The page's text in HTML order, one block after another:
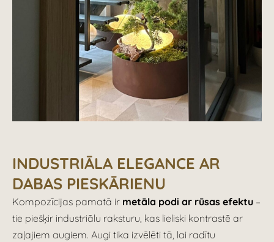
INDUSTRIĀLA ELEGANCE AR
DABAS PIESKĀRIENU
Kompozīcijas pamatā ir metāla podi ar rūsas efektu –
tie piešķir industriālu raksturu, kas lieliski kontrastē ar
zaļajiem augiem. Augi tika izvēlēti tā, lai radītu